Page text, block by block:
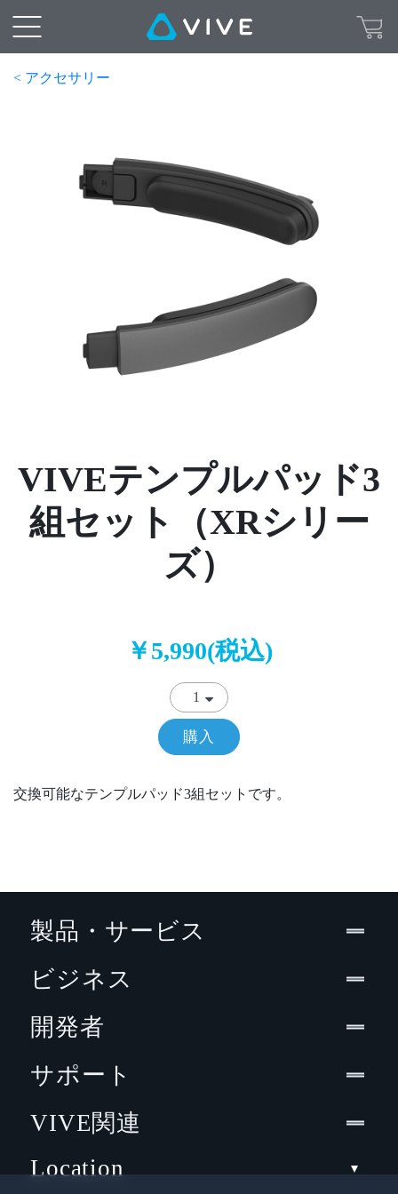
< アクセサリー
VIVEテンプルパッド3
組セット（XRシリー
ズ）
￥5,990(税込)
購入
交換可能なテンプルパッド3組セットです。
製品・サービス
ビジネス
開発者
サポート
VIVE関連
Location